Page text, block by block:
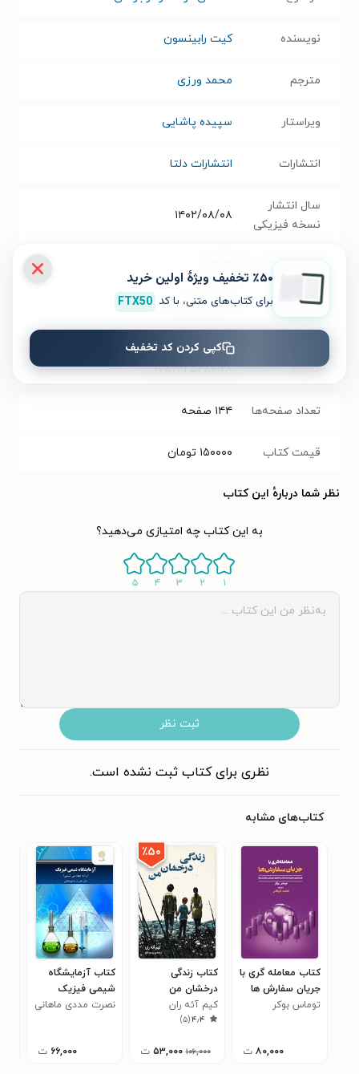
نویسنده کیت رابینسون
مترجم محمد ورزی
ویراستار سپیده پاشایی
انتشارات انتشارات دلتا
سال انتشار
نسخه فیزیکی
۱۴۰۲/۰۸/۰۸
حجم فایل
کتاب
شابک ۹۷۸۶۲۲۵۲۸۰۱۶۸
تعداد صفحه‌ها ۱۴۴ صفحه
قیمت کتاب ۱۵۰۰۰۰ تومان
نظر شما دربارهٔ این کتاب
به این کتاب چه امتیازی می‌دهید؟
۱ ۲ ۳ ۴ ۵
ثبت نظر
نظری برای کتاب ثبت نشده است.
کتاب‌های مشابه
کتاب معامله گری با
جریان سفارش ها
توماس بوکر
۸۰,۰۰۰ ت
٪۵۰
کتاب زندگی
درخشان من
کیم آئه ران
۴٫۴(۵)
۱۰۶,۰۰۰ ۵۳,۰۰۰ ت
کتاب آزمایشگاه
شیمی فیزیک
نصرت مددی ماهانی
۶۶,۰۰۰ ت
٪۵۰ تخفیف ویژۀ اولین خرید
برای کتاب‌های متنی، با کد FTX50
کپی کردن کد تخفیف